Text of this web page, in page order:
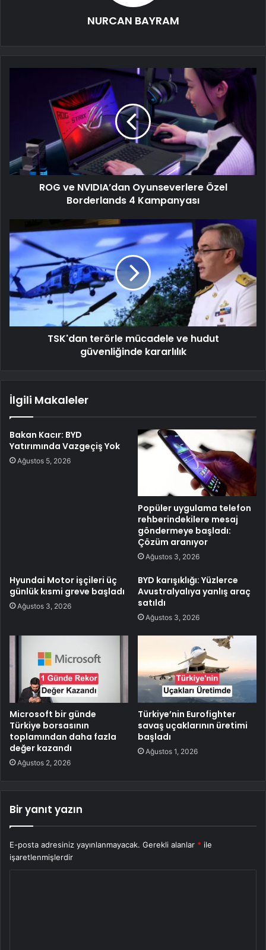
NURCAN BAYRAM
ROG ve NVIDIA’dan Oyunseverlere Özel
Borderlands 4 Kampanyası
TSK'dan terörle mücadele ve hudut
güvenliğinde kararlılık
İlgili Makaleler
Bakan Kacır: BYD
Yatırımında Vazgeçiş Yok
Ağustos 5, 2026
Popüler uygulama telefon
rehberindekilere mesaj
göndermeye başladı:
Çözüm aranıyor
Ağustos 3, 2026
Hyundai Motor işçileri üç
günlük kısmi greve başladı
Ağustos 3, 2026
BYD karışıklığı: Yüzlerce
Avustralyalıya yanlış araç
satıldı
Ağustos 3, 2026
Microsoft bir günde
Türkiye borsasının
toplamından daha fazla
değer kazandı
Ağustos 2, 2026
Türkiye’nin Eurofighter
savaş uçaklarının üretimi
başladı
Ağustos 1, 2026
Bir yanıt yazın
E-posta adresiniz yayınlanmayacak. Gerekli alanlar * ile
işaretlenmişlerdir